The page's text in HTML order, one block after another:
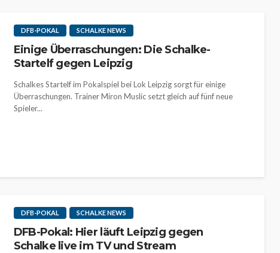
DFB-POKAL SCHALKE NEWS
Einige Überraschungen: Die Schalke-
Startelf gegen Leipzig
Schalkes Startelf im Pokalspiel bei Lok Leipzig sorgt für einige
Überraschungen. Trainer Miron Muslic setzt gleich auf fünf neue
Spieler...
DFB-POKAL SCHALKE NEWS
DFB-Pokal: Hier läuft Leipzig gegen
Schalke live im TV und Stream